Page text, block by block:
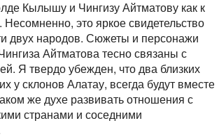
Кылышу и Чингизу Айтматову как к
это яркое свидетельство
двух народов. Сюжеты и персонажи
Айтматова тесно связаны с
Я твердо убежден, что два близких
у склонов Алатау, всегда будут вместе.
же духе развивать отношения с
странами и соседними